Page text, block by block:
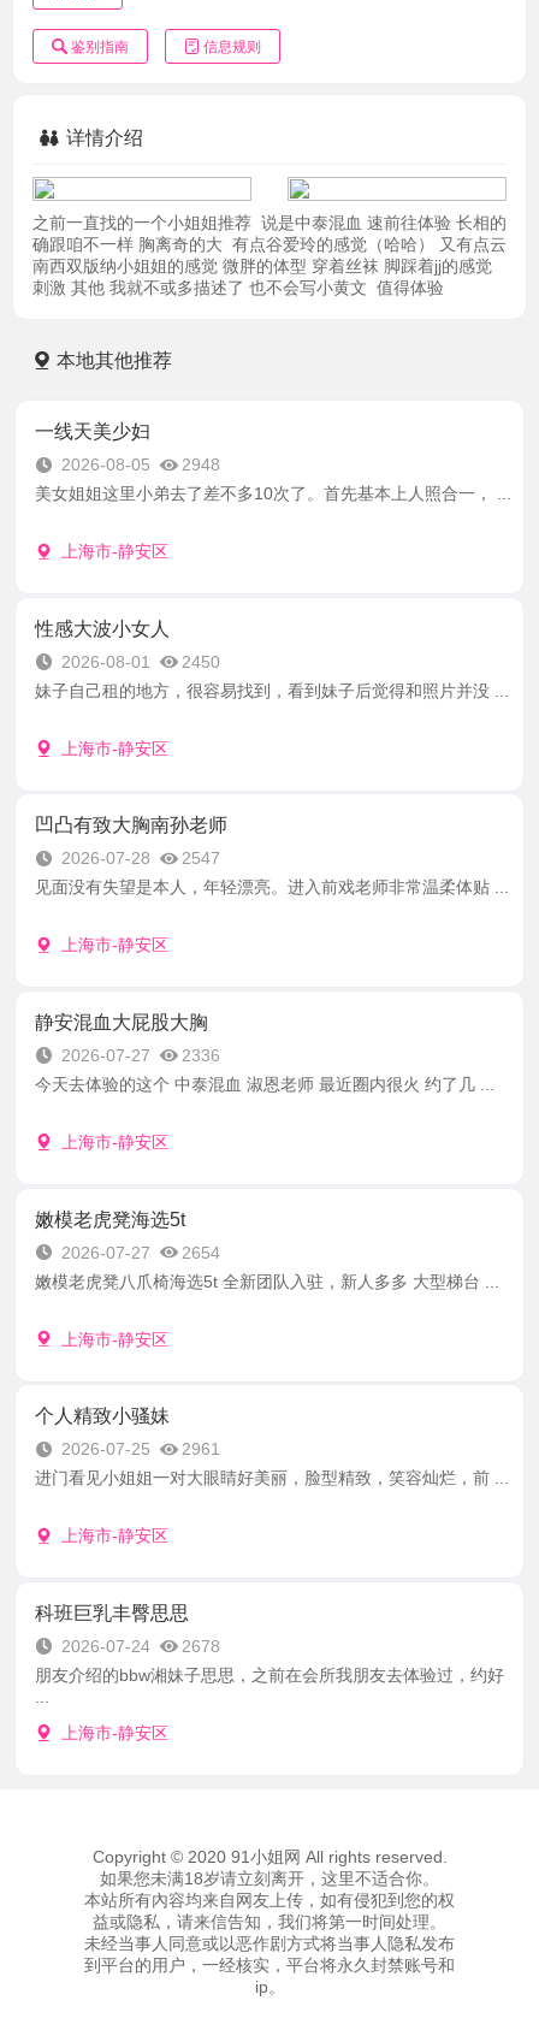
鉴别指南 信息规则
详情介绍
之前一直找的一个小姐姐推荐 说是中泰混血 速前往体验 长相的
确跟咱不一样 胸离奇的大 有点谷爱玲的感觉（哈哈） 又有点云
南西双版纳小姐姐的感觉 微胖的体型 穿着丝袜 脚踩着jj的感觉
刺激 其他 我就不或多描述了 也不会写小黄文 值得体验
本地其他推荐
一线天美少妇
2026-08-05
2948
美女姐姐这里小弟去了差不多10次了。首先基本上人照合一， ...
上海市-静安区
性感大波小女人
2026-08-01
2450
妹子自己租的地方，很容易找到，看到妹子后觉得和照片并没 ...
上海市-静安区
凹凸有致大胸南孙老师
2026-07-28
2547
见面没有失望是本人，年轻漂亮。进入前戏老师非常温柔体贴 ...
上海市-静安区
静安混血大屁股大胸
2026-07-27
2336
今天去体验的这个 中泰混血 淑恩老师 最近圈内很火 约了几 ...
上海市-静安区
嫩模老虎凳海选5t
2026-07-27
2654
嫩模老虎凳八爪椅海选5t 全新团队入驻，新人多多 大型梯台 ...
上海市-静安区
个人精致小骚妹
2026-07-25
2961
进门看见小姐姐一对大眼睛好美丽，脸型精致，笑容灿烂，前 ...
上海市-静安区
科班巨乳丰臀思思
2026-07-24
2678
朋友介绍的bbw湘妹子思思，之前在会所我朋友去体验过，约好
上海市-静安区
Copyright © 2020 91小姐网 All rights reserved.
如果您未满18岁请立刻离开，这里不适合你。
本站所有內容均来自网友上传，如有侵犯到您的权
益或隐私，请来信告知，我们将第一时间处理。
未经当事人同意或以恶作剧方式将当事人隐私发布
到平台的用户，一经核实，平台将永久封禁账号和
ip。